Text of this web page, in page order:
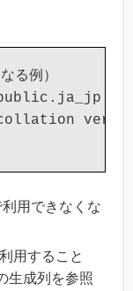
る例）
public.ja_jp
用できなくな
用すること
生成列を参照